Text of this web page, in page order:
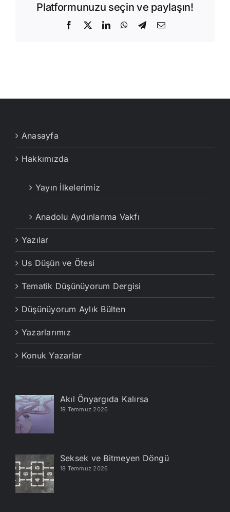
Platformunuzu seçin ve paylaşın!
Facebook
X LinkedInWhatsApp
Telegram
E-
Anasayfa
Hakkımızda
Yayın İlkelerimiz
Anadolu Aydınlanma Vakfı
Yazılar
Us Düşün ve Ötesi
Tematik Düşünüyorum Dergisi
Düşünüyorum Aylık Bülten
Yazarlarımız
Konuk Yazarlar
Akıl Önyargıda Kalırsa
19 Temmuz 2026
Seksek ve Bitmeyen Döngü
18 Temmuz 2026